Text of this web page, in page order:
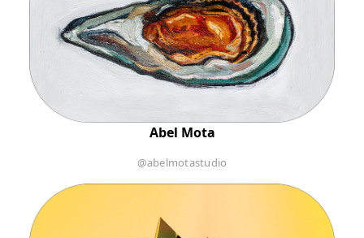
Abel Mota
@abelmotastudio